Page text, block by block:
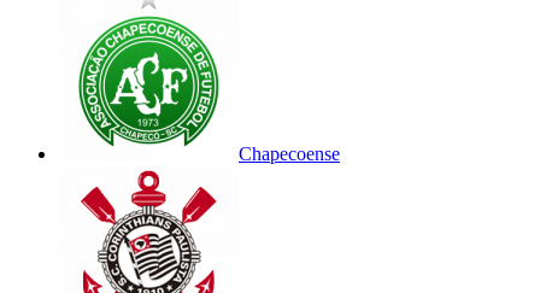
Chapecoense